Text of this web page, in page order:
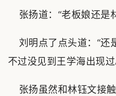
张扬道：“老板娘还是
刘明点了点头道：“还
不过没见到王学海出现过
张扬虽然和林钰文接